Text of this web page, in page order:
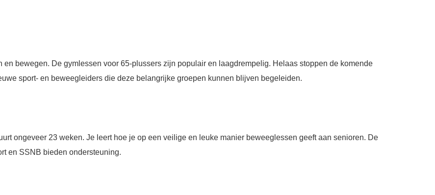
en bewegen. De gymlessen voor 65-plussers zijn populair en laagdrempelig. Helaas stoppen de komende
sport- en beweegleiders die deze belangrijke groepen kunnen blijven begeleiden.
ongeveer 23 weken. Je leert hoe je op een veilige en leuke manier beweeglessen geeft aan senioren. De
en SSNB bieden ondersteuning.